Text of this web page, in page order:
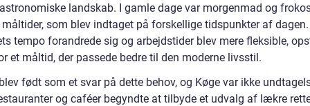
landskab. I gamle dage var morgenmad og
som blev indtaget på forskellige tidspunkter af
tempo forandrede sig og arbejdstider blev mere fleksible,
et måltid, der passede bedre til den moderne livsstil.
født som et svar på dette behov, og Køge var ikke
og caféer begyndte at tilbyde et udvalg af lækre